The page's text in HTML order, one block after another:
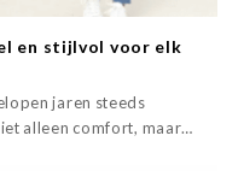
en stijlvol voor elk
jaren steeds
alleen comfort, maar…